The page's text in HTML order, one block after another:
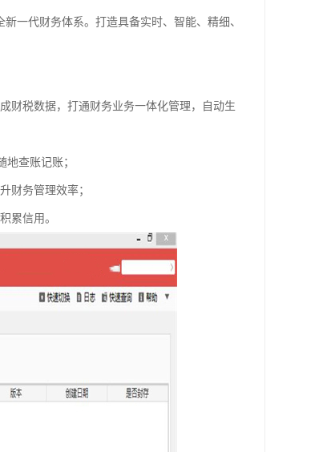
一代财务体系。打造具备实时、智能、精细、
财税数据，打通财务业务一体化管理，自动生
查账记账；
财务管理效率；
累信用。